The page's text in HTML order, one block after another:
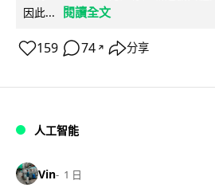
因此...
閱讀全文
159 74 ↗ 分享
人工智能
Vin 1 日